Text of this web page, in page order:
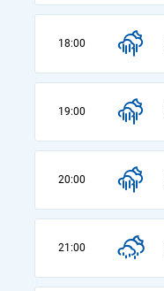
18:00
19:00
20:00
21:00